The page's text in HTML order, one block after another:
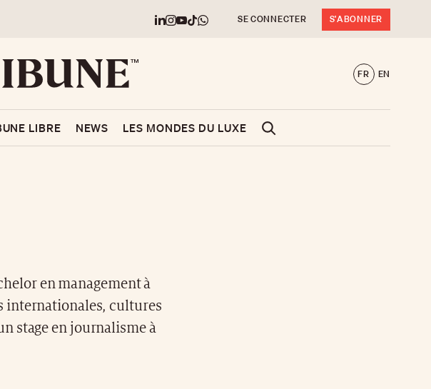
SE CONNECTER S'ABONNER
FR EN
LIBRE NEWS LES MONDES DU LUXE
en management à
internationales, cultures
stage en journalisme à